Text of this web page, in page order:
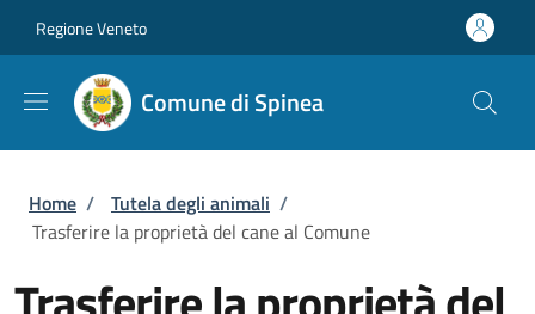
Regione Veneto
Comune di Spinea
Briciole di pane
Home / Tutela degli animali /
Trasferire la proprietà del cane al Comune